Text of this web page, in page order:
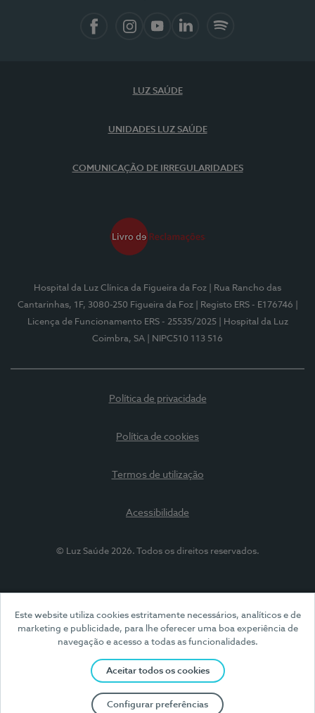
Este website utiliza cookies estritamente necessários, analíticos e de
marketing e publicidade, para lhe oferecer uma boa experiência de
navegação e acesso a todas as funcionalidades.
Aceitar todos os cookies
Configurar preferências
LUZ SAÚDE
UNIDADES LUZ SAÚDE
COMUNICAÇÃO DE IRREGULARIDADES
Hospital da Luz Clínica da Figueira da Foz
| Rua Rancho das
Cantarinhas, 1F, 3080-250 Figueira da Foz
| Registo ERS - E176746
Licença de Funcionamento ERS - 25535/2025
| Hospital da Luz
Coimbra, SA
| NIPC510 113 516
Política de privacidade
Política de cookies
Termos de utilização
Acessibilidade
© Luz Saúde 2026. Todos os direitos reservados.